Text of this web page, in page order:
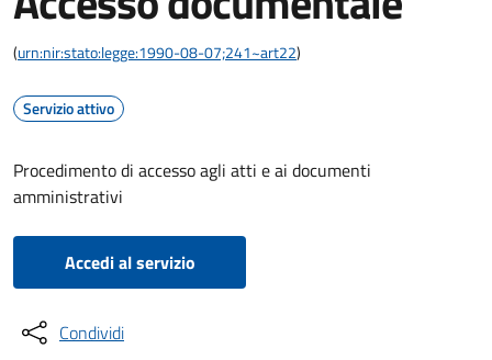
(urn:nir:stato:legge:1990-08-07;241~art22)
Servizio attivo
Procedimento di accesso agli atti e ai documenti
amministrativi
Accedi al servizio
Condividi